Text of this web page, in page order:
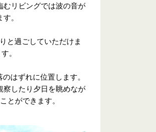
むリビングでは波の音が
。
と過ごしていただけま
。
はずれに位置します。
察したり夕日を眺めなが
とができます。